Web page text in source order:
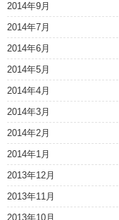
2014年9月
2014年7月
2014年6月
2014年5月
2014年4月
2014年3月
2014年2月
2014年1月
2013年12月
2013年11月
2013年10月